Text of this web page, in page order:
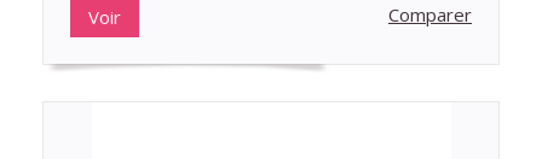
Voir Comparer